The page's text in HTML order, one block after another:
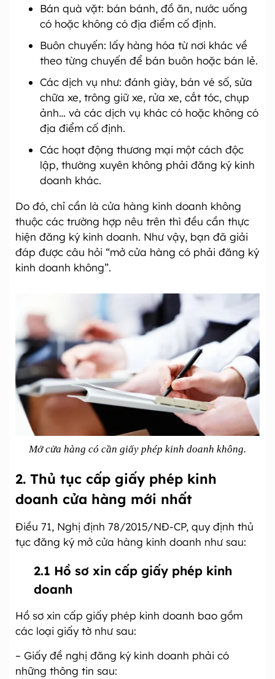
Bán quà vặt: bán bánh, đồ ăn, n­ước uống
có hoặc không có địa điểm cố định.
Buôn chuyến: lấy hàng hóa từ nơi khác về
theo từng chuyến để bán buôn hoặc bán lẻ.
Các dịch vụ như: đánh giày, bán vé số, sửa
chữa xe, trông giữ xe, rửa xe, cắt tóc, chụp
ảnh… và các dịch vụ khác có hoặc không có
địa điểm cố định.
Các hoạt động thương mại một cách độc
lập, th­ường xuyên không phải đăng ký kinh
doanh khác.
Do đó, chỉ cần là cửa hàng kinh doanh không
thuộc các trường hợp nêu trên thì đều cần thực
hiện đăng ký kinh doanh. Như vậy, bạn đã giải
đáp được câu hỏi “mở cửa hàng có phải đăng ký
kinh doanh không”.
Mở cửa hàng có cần giấy phép kinh doanh không.
2. Thủ tục cấp giấy phép kinh
doanh cửa hàng mới nhất
Điều 71, Nghị định 78/2015/NĐ-CP, quy định thủ
tục đăng ký mở cửa hàng kinh doanh như sau:
2.1 Hồ sơ xin cấp giấy phép kinh
doanh
Hồ sơ xin cấp giấy phép kinh doanh bao gồm
các loại giấy tờ như sau:
– Giấy đề nghị đăng ký kinh doanh phải có
những thông tin sau: